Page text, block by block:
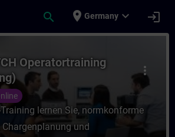
search place Germany expand_more login
BATCH Operatortraining
more_vert
Operatortraining
lernen Sie, normkonforme
Chargenplanung und